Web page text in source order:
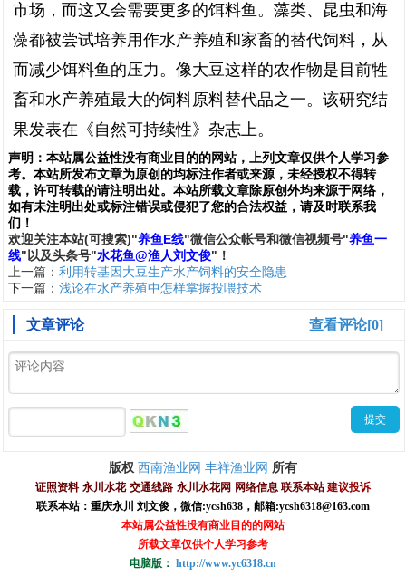
市场，而这又会需要更多的饵料鱼。藻类、昆虫和海
藻都被尝试培养用作水产养殖和家畜的替代饲料，从
而减少饵料鱼的压力。像大豆这样的农作物是目前牲
畜和水产养殖最大的饲料原料替代品之一。该研究结
果发表在《自然可持续性》杂志上。
声明： 本站属公益性没有商业目的的网站，上列文章仅供个人学习参
考。本站所发布文章为原创的均标注作者或来源，未经授权不得转
载，许可转载的请注明出处。本站所载文章除原创外均来源于网络，
如有未注明出处或标注错误或侵犯了您的合法权益，请及时联系我
们 ！
欢迎关注本站(可搜索)"养鱼E线"微信公众帐号和微信视频号"养鱼一
线" 以及头条号"水花鱼@渔人刘文俊"！
上一篇： 利用转基因大豆生产水产饲料的安全隐患
下一篇： 浅论在水产养殖中怎样掌握投喂技术
查看评论[0]
文章评论
版权 西南渔业网 丰祥渔业网 所有
证照资料 永川水花 交通线路 永川水花网 网络信息 联系本站 建议投诉
联系本站：重庆永川 刘文俊， 微信:ycsh638 ， 邮箱:ycsh6318@163.com
本站属公益性没有商业目的的网站
所载文章仅供个人学习参考
电脑版： http://www.yc6318.cn